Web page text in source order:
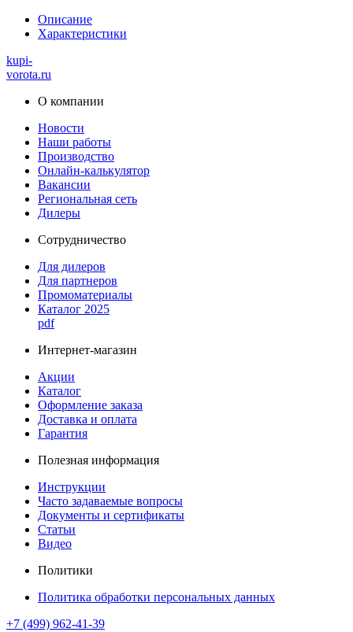
Описание
Характеристики
kupi-
vorota.ru
О компании
Новости
Наши работы
Производство
Онлайн-калькулятор
Вакансии
Региональная сеть
Дилеры
Сотрудничество
Для дилеров
Для партнеров
Промоматериалы
Каталог 2025
pdf
Интернет-магазин
Акции
Каталог
Оформление заказа
Доставка и оплата
Гарантия
Полезная информация
Инструкции
Часто задаваемые вопросы
Документы и сертификаты
Статьи
Видео
Политики
Политика обработки персональных данных
+7 (499) 962-41-39